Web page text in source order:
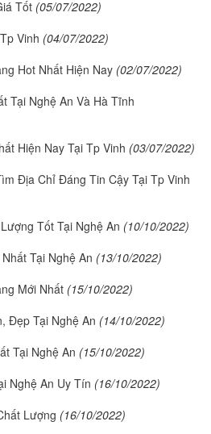
Tốt (05/07/2022)
Vinh (04/07/2022)
Hot Nhất Hiện Nay (02/07/2022)
Tại Nghệ An Và Hà Tĩnh
Hiện Nay Tại Tp Vinh (03/07/2022)
Địa Chỉ Đáng Tin Cậy Tại Tp Vinh
Tốt Tại Nghệ An (10/10/2022)
Tại Nghệ An (13/10/2022)
Mới Nhất (15/10/2022)
Đẹp Tại Nghệ An (14/10/2022)
Tại Nghệ An (15/10/2022)
Nghệ An Uy Tín (16/10/2022)
Lượng (16/10/2022)